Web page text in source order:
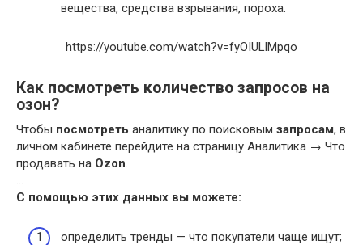
вещества, средства взрывания, пороха.
https://youtube.com/watch?v=fyOIULlMpqo
Как посмотреть количество запросов на
озон?
Чтобы посмотреть аналитику по поисковым запросам, в
личном кабинете перейдите на страницу Аналитика → Что
продавать на Ozon.
…
С помощью этих данных вы можете:
определить тренды — что покупатели чаще ищут;